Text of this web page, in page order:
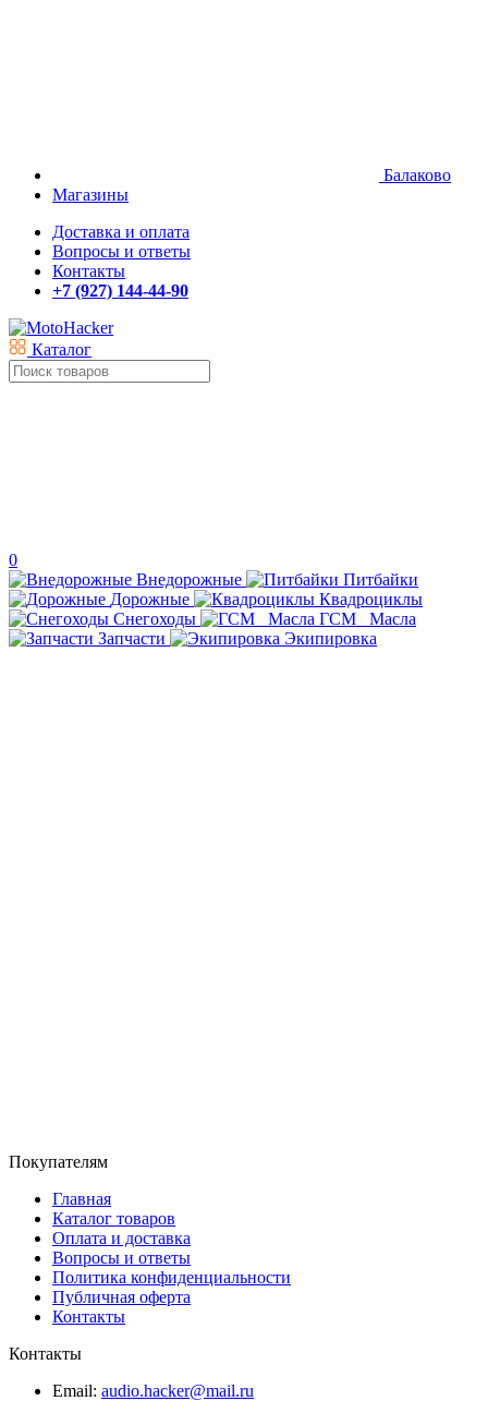
Балаково
Магазины
Доставка и оплата
Вопросы и ответы
Контакты
+7 (927) 144-44-90
Каталог
0
Внедорожные
Питбайки
Дорожные
Квадроциклы
Снегоходы
ГСМ _Масла
Запчасти
Экипировка
Покупателям
Главная
Каталог товаров
Оплата и доставка
Вопросы и ответы
Политика конфиденциальности
Публичная оферта
Контакты
Контакты
Email: audio.hacker@mail.ru